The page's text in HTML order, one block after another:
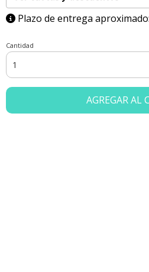
Plazo de entrega
Cantidad
AGREGAR AL